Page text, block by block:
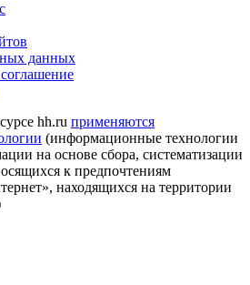
данных
hh.ru применяются
(информационные технологии
на основе сбора, систематизации
к предпочтениям
находящихся на территории